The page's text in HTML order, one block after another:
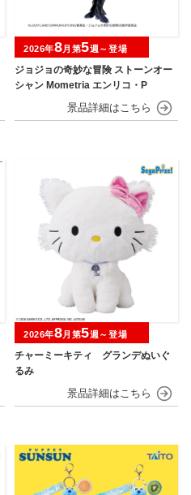
ジョジョの奇妙な冒険 ストーンオー
シャン Mometria エンリコ・P
2026年8月第5週～登場
チャーミーキティ グランデぬいぐ
るみ
2026年8月第5週～登場